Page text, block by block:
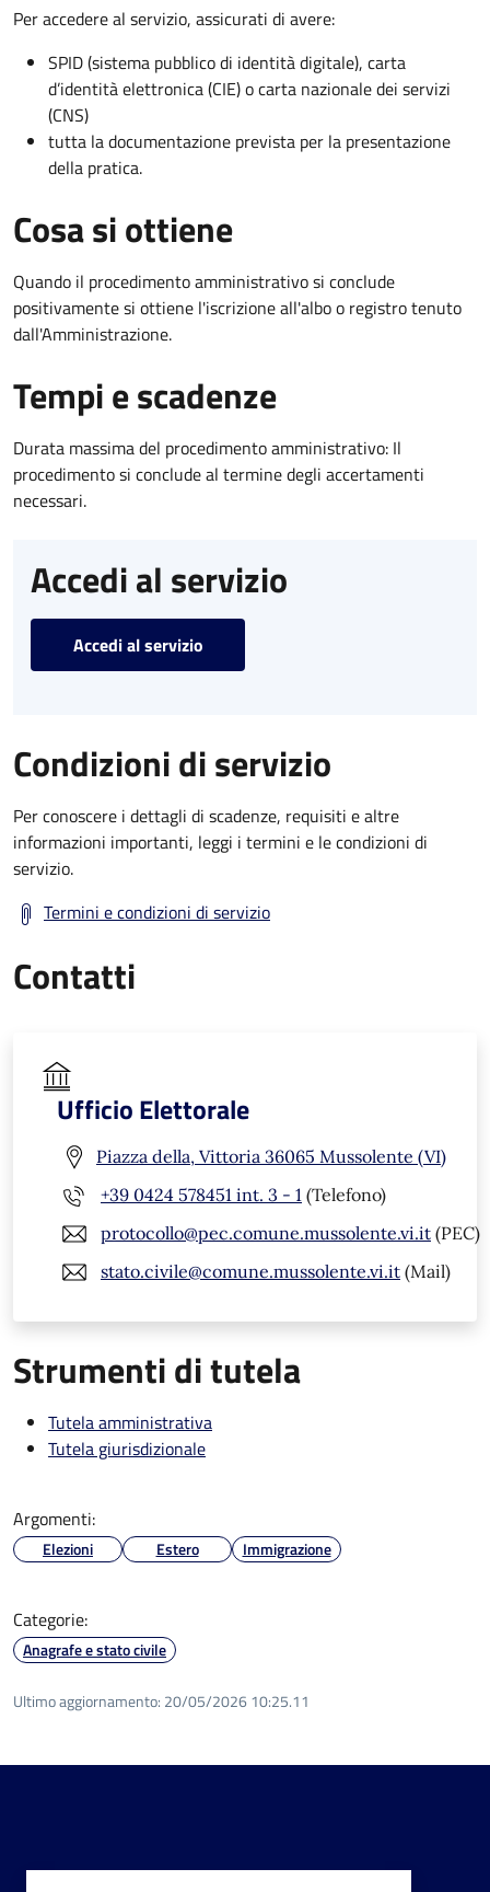
Per accedere al servizio, assicurati di avere:
SPID (sistema pubblico di identità digitale), carta
d’identità elettronica (CIE) o carta nazionale dei servizi
(CNS)
tutta la documentazione prevista per la presentazione
della pratica.
Cosa si ottiene
Quando il procedimento amministrativo si conclude
positivamente si ottiene l'iscrizione all'albo o registro tenuto
dall'Amministrazione.
Tempi e scadenze
Durata massima del procedimento amministrativo: Il
procedimento si conclude al termine degli accertamenti
necessari.
Accedi al servizio
Accedi al servizio
Condizioni di servizio
Per conoscere i dettagli di scadenze, requisiti e altre
informazioni importanti, leggi i termini e le condizioni di
servizio.
Termini e condizioni di servizio
Contatti
Ufficio Elettorale
Piazza della, Vittoria 36065 Mussolente (VI)
+39 0424 578451 int. 3 - 1 (Telefono)
protocollo@pec.comune.mussolente.vi.it (PEC)
stato.civile@comune.mussolente.vi.it (Mail)
Strumenti di tutela
Tutela amministrativa
Tutela giurisdizionale
Argomenti:
Elezioni Estero Immigrazione
Categorie:
Anagrafe e stato civile
Ultimo aggiornamento: 20/05/2026 10:25.11